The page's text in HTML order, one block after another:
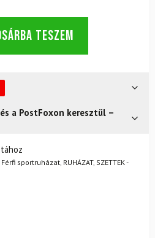
TESZEM
a PostFoxon keresztül –
Semmi gond – a terméket
napon belül, indoklás nélkül.
Férfi sportruházat, RUHÁZAT, SZETTEK -